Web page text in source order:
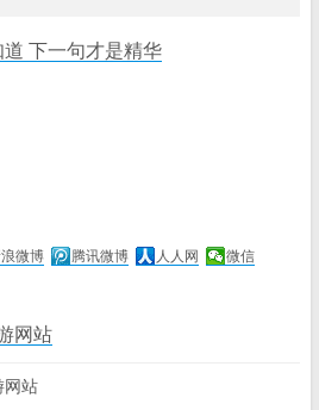
下一句才是精华
微博 腾讯微博 人人网
微信
网站
网站